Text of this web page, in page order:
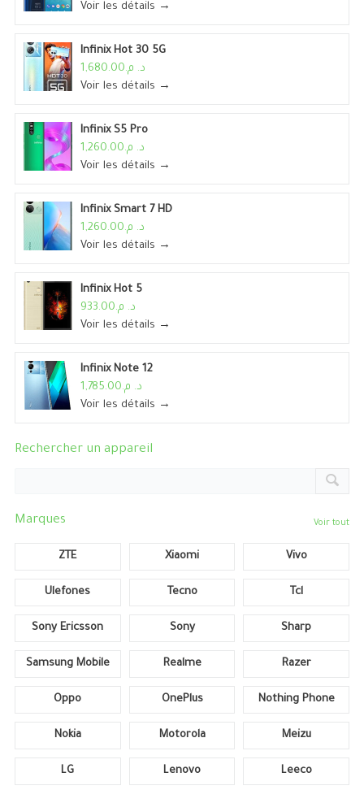
Voir les détails →
Infinix Hot 30 5G
د. م.1,680.00
Voir les détails →
Infinix S5 Pro
د. م.1,260.00
Voir les détails →
Infinix Smart 7 HD
د. م.1,260.00
Voir les détails →
Infinix Hot 5
د. م.933.00
Voir les détails →
Infinix Note 12
د. م.1,785.00
Voir les détails →
Rechercher un appareil
Marques Voir tout
ZTE Xiaomi Vivo
Ulefones Tecno Tcl
Sony Ericsson Sony Sharp
Samsung Mobile Realme Razer
Oppo OnePlus Nothing Phone
Nokia Motorola Meizu
LG Lenovo Leeco